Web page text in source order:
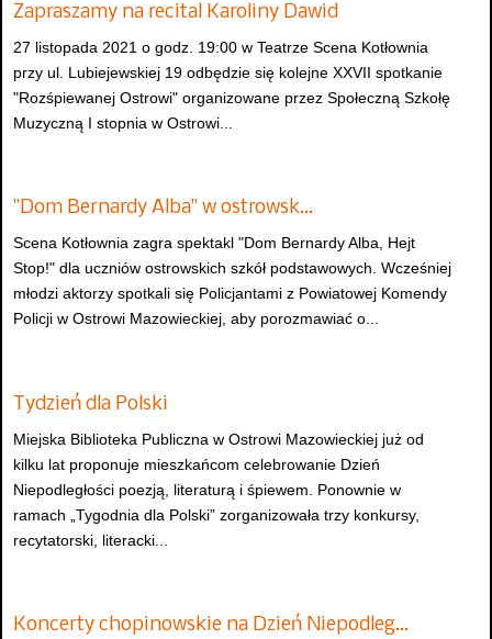
Zapraszamy na recital Karoliny Dawid
27 listopada 2021 o godz. 19:00 w Teatrze Scena Kotłownia
przy ul. Lubiejewskiej 19 odbędzie się kolejne XXVII spotkanie
"Rozśpiewanej Ostrowi" organizowane przez Społeczną Szkołę
Muzyczną I stopnia w Ostrowi...
"Dom Bernardy Alba" w ostrowsk…
Scena Kotłownia zagra spektakl "Dom Bernardy Alba, Hejt
Stop!" dla uczniów ostrowskich szkół podstawowych. Wcześniej
młodzi aktorzy spotkali się Policjantami z Powiatowej Komendy
Policji w Ostrowi Mazowieckiej, aby porozmawiać o...
Tydzień dla Polski
Miejska Biblioteka Publiczna w Ostrowi Mazowieckiej już od
kilku lat proponuje mieszkańcom celebrowanie Dzień
Niepodległości poezją, literaturą i śpiewem. Ponownie w
ramach „Tygodnia dla Polski” zorganizowała trzy konkursy,
recytatorski, literacki...
Koncerty chopinowskie na Dzień Niepodleg…